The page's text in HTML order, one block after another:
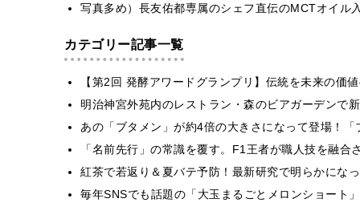
写真多め）長友佑都専属のシェフ直伝のMCTオイル
カテゴリー記事一覧
【第2回 発酵アワードグランプリ】伝統を未来の価
明治神宮外苑内のレストラン・森のビアガーデンで
あの「ブタメン」が約4倍の大きさになって登場！
「名前先行」の常識を覆す。F1王者が職人技を融
紅茶で若返り＆夏バテ予防！最新研究で明らかにな
毎年SNSでも話題の「大玉まるごとメロンショート